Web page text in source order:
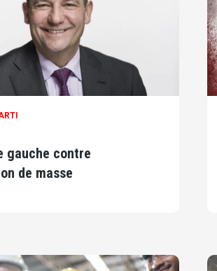
gauche contre
de masse